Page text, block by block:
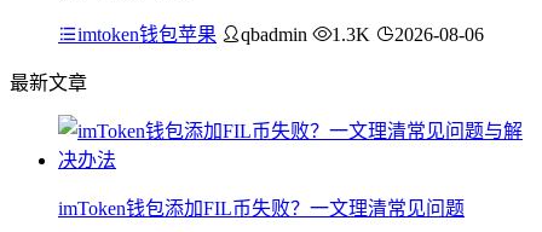
imtoken钱包苹果 qbadmin 1.3K 2026-08-06
最新文章
imToken钱包添加FIL币失败？一文理清常见问题